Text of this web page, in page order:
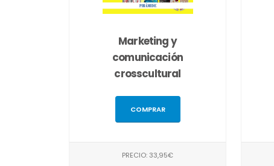
Marketing y
comunicación
crosscultural
COMPRAR
PRECIO: 33,95€